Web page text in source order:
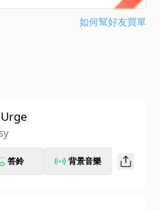
如何幫好友買單
答鈴 背景音樂